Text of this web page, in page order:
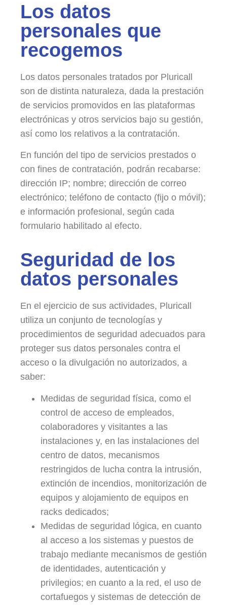
Los datos
personales que
recogemos
Los datos personales tratados por Pluricall
son de distinta naturaleza, dada la prestación
de servicios promovidos en las plataformas
electrónicas y otros servicios bajo su gestión,
así como los relativos a la contratación.
En función del tipo de servicios prestados o
con fines de contratación, podrán recabarse:
dirección IP; nombre; dirección de correo
electrónico; teléfono de contacto (fijo o móvil);
e información profesional, según cada
formulario habilitado al efecto.
Seguridad de los
datos personales
En el ejercicio de sus actividades, Pluricall
utiliza un conjunto de tecnologías y
procedimientos de seguridad adecuados para
proteger sus datos personales contra el
acceso o la divulgación no autorizados, a
saber:
Medidas de seguridad física, como el
control de acceso de empleados,
colaboradores y visitantes a las
instalaciones y, en las instalaciones del
centro de datos, mecanismos
restringidos de lucha contra la intrusión,
extinción de incendios, monitorización de
equipos y alojamiento de equipos en
racks dedicados;
Medidas de seguridad lógica, en cuanto
al acceso a los sistemas y puestos de
trabajo mediante mecanismos de gestión
de identidades, autenticación y
privilegios; en cuanto a la red, el uso de
cortafuegos y sistemas de detección de